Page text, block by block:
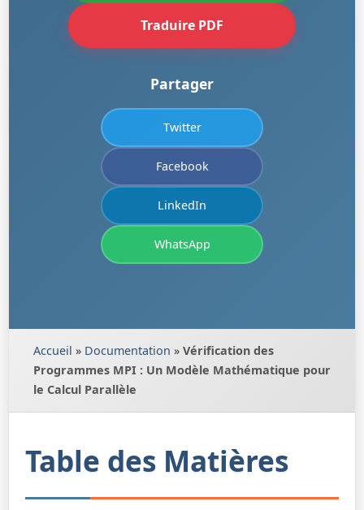
Traduire PDF
Partager
Twitter
Facebook
LinkedIn
WhatsApp
Accueil » Documentation » Vérification des
Programmes MPI : Un Modèle Mathématique pour
le Calcul Parallèle
Table des Matières